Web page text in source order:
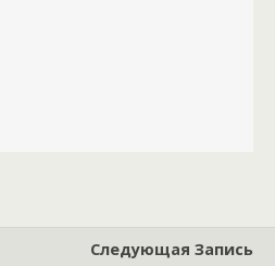
Следующая Запись